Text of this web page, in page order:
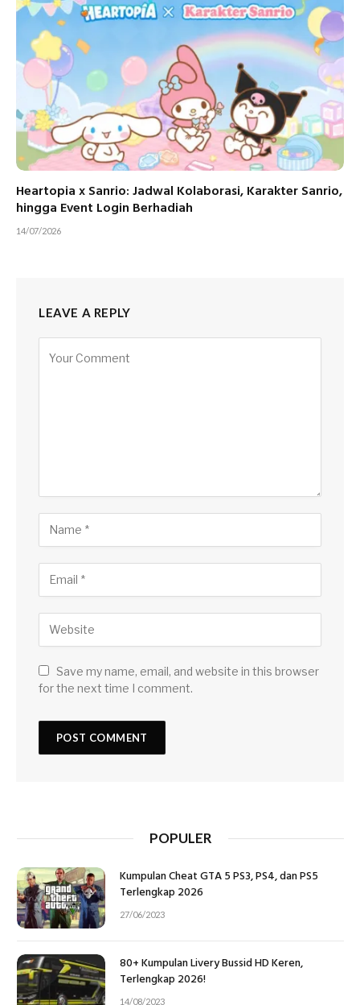
Heartopia x Sanrio: Jadwal Kolaborasi, Karakter Sanrio,
hingga Event Login Berhadiah
14/07/2026
LEAVE A REPLY
Save my name, email, and website in this browser
for the next time I comment.
POPULER
Kumpulan Cheat GTA 5 PS3, PS4, dan PS5
Terlengkap 2026
27/06/2023
80+ Kumpulan Livery Bussid HD Keren,
Terlengkap 2026!
14/08/2023